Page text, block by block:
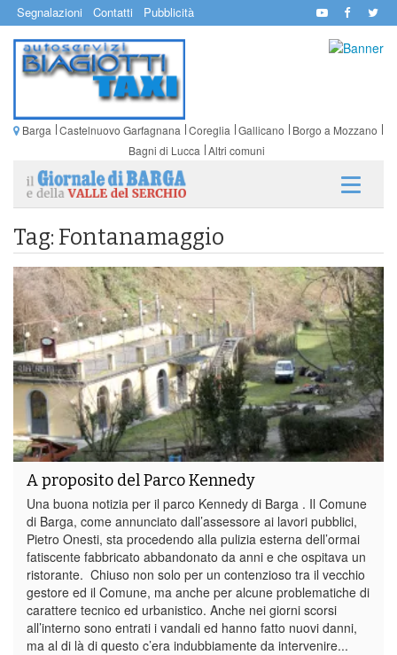
Segnalazioni Contatti Pubblicità
Barga Castelnuovo Garfagnana Coreglia Gallicano
Borgo a Mozzano
Bagni di Lucca Altri comuni
Tag: Fontanamaggio
A proposito del Parco Kennedy
Una buona notizia per il parco Kennedy di Barga . Il Comune
di Barga, come annunciato dall’assessore ai lavori pubblici,
Pietro Onesti, sta procedendo alla pulizia esterna dell’ormai
fatiscente fabbricato abbandonato da anni e che ospitava un
ristorante. Chiuso non solo per un contenzioso tra il vecchio
gestore ed il Comune, ma anche per alcune problematiche di
carattere tecnico ed urbanistico. Anche nei giorni scorsi
all’interno sono entrati i vandali ed hanno fatto nuovi danni,
ma al di là di questo c’era indubbiamente da intervenire...